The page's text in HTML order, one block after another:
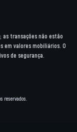
as transações não estão
em valores mobiliários. O
de segurança.
reservados.